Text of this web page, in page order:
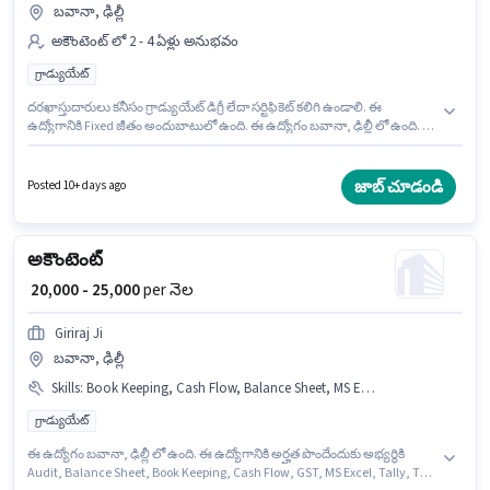
బవానా, ఢిల్లీ
అకౌంటెంట్ లో 2 - 4 ఏళ్లు అనుభవం
గ్రాడ్యుయేట్
దరఖాస్తుదారులు కనీసం గ్రాడ్యుయేట్ డిగ్రీ లేదా సర్టిఫికెట్ కలిగి ఉండాలి. ఈ
ఉద్యోగానికి Fixed జీతం అందుబాటులో ఉంది. ఈ ఉద్యోగం బవానా, ఢిల్లీ లో ఉంది. ఈ
నియామకం జరుగుతోంది.
Posted 10+ days ago జాబ్ చూడండి
అకౌంటెంట్
₹ 20,000 - 25,000per నెల
Giriraj Ji
బవానా, ఢిల్లీ
Skills: Book Keeping, Cash Flow, Balance Sheet, MS Excel, GST, TDS, Tally, Tax Returns, Audit
గ్రాడ్యుయేట్
ఈ ఉద్యోగం బవానా, ఢిల్లీ లో ఉంది. ఈ ఉద్యోగానికి అర్హత పొందేందుకు అభ్యర్థికి
Audit, Balance Sheet, Book Keeping, Cash Flow, GST, MS Excel, Tally, Tax